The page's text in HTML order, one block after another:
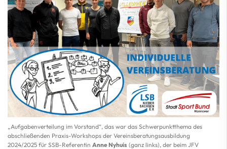
„Aufgabenverteilung im Vorstand“, das war das Schwerpunktthema des
abschließenden Praxis-Workshops der Vereinsberatungsausbildung
2024/2025 für SSB-Referentin Anne Nyhuis (ganz links), der beim JFV